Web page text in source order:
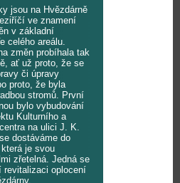
jsou na Hvězdárně
ve znamení
v základní
celého areálu.
změn probíhala tak
ať už proto, že se
či úpravy
proto, že byla
stromů. První
bylo vybudování
Kulturního a
na ulici J. K.
dostáváme do
je svou
zřetelná. Jedná se
revitalizaci oplocení